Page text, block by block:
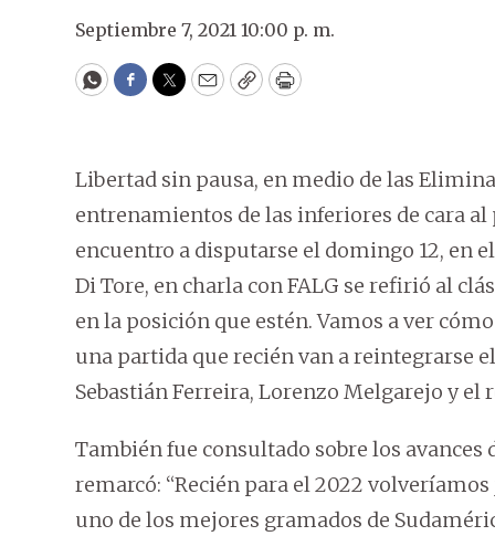
Septiembre 7, 2021 10:00 p. m.
WhatsApp
Facebook
Twitter
EmailCopyPrint
Libertad sin pausa, en medio de las
entrenamientos de las inferiores de cara
encuentro a disputarse el domingo 12, en
Di Tore, en charla con FALG se refirió al
en la posición que estén. Vamos a ver
una partida que recién van a reintegrarse
Sebastián Ferreira, Lorenzo Melgarejo y el
También fue consultado sobre los avances
remarcó: “Recién para el 2022
uno de los mejores gramados de